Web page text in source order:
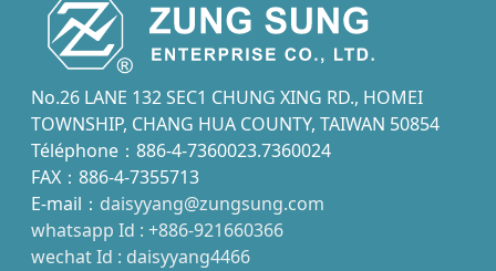
No.26 LANE 132 SEC1 CHUNG XING RD., HOMEI
TOWNSHIP, CHANG HUA COUNTY, TAIWAN 50854
Téléphone：886-4-7360023.7360024
FAX：886-4-7355713
E-mail： daisyyang@zungsung.com
whatsapp Id : +886-921660366
wechat Id : daisyyang4466